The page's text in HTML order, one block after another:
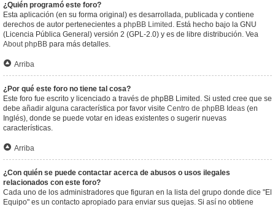
¿Quién programó este foro?
Esta aplicación (en su forma original) es desarrollada, publicada y contiene
derechos de autor pertenecientes a phpBB Limited . Está hecho bajo la GNU
(Licencia Pública General) versión 2 (GPL-2.0) y es de libre distribución. Vea
About phpBB para más detalles.
Arriba
¿Por qué este foro no tiene tal cosa?
Este foro fue escrito y licenciado a través de phpBB Limited. Si usted cree que se
debe añadir alguna característica por favor visite Centro de phpBB Ideas (en
Inglés), donde se puede votar en ideas existentes o sugerir nuevas
características.
Arriba
¿Con quién se puede contactar acerca de abusos o usos ilegales
relacionados con este foro?
Cada uno de los administradores que figuran en la lista del grupo donde dice "El
Equipo" es un contacto apropiado para enviar sus quejas. Si así no obtiene